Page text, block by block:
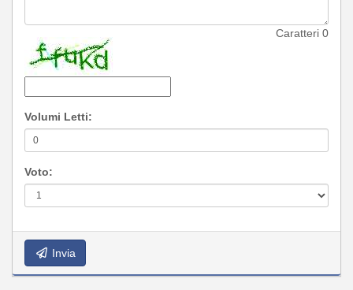
Caratteri 0
Volumi Letti:
Voto:
Invia